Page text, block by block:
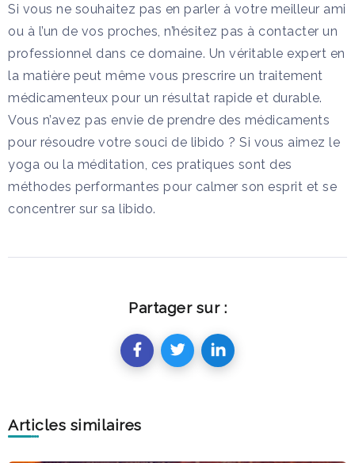
Si vous ne souhaitez pas en parler à votre meilleur ami
ou à l’un de vos proches, n’hésitez pas à contacter un
professionnel dans ce domaine. Un véritable expert en
la matière peut même vous prescrire un traitement
médicamenteux pour un résultat rapide et durable.
Vous n’avez pas envie de prendre des médicaments
pour résoudre votre souci de libido ? Si vous aimez le
yoga ou la méditation, ces pratiques sont des
méthodes performantes pour calmer son esprit et se
concentrer sur sa libido.
Partager sur :
Articles similaires